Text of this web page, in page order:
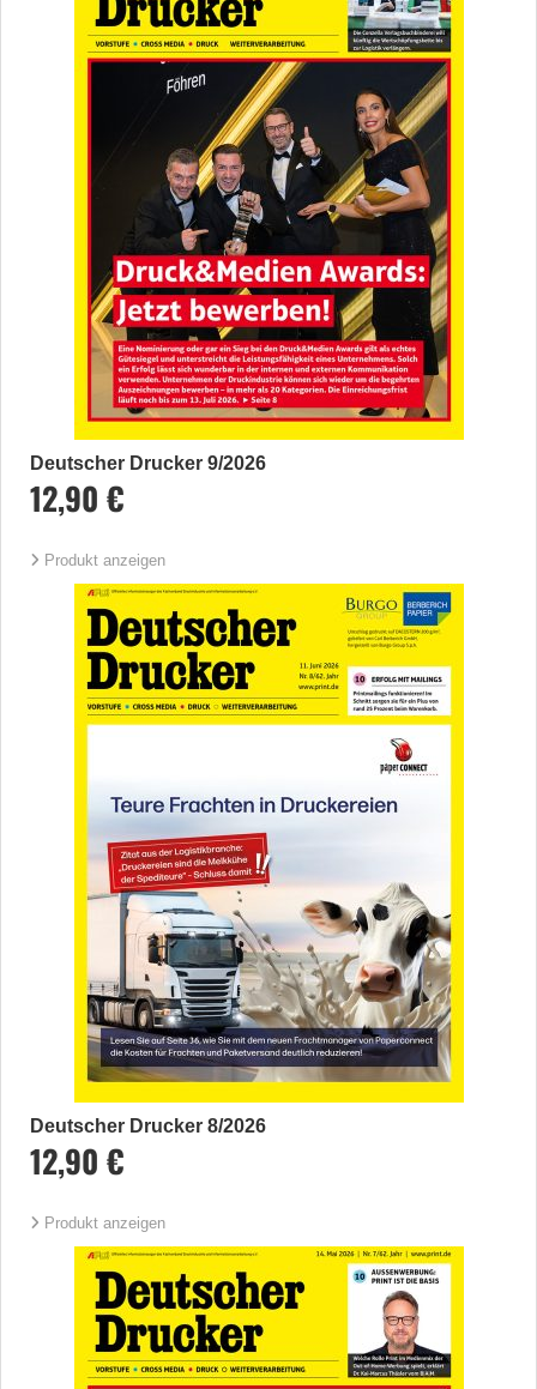
Deutscher Drucker 9/2026
12,90 €
Produkt anzeigen
Deutscher Drucker 8/2026
12,90 €
Produkt anzeigen